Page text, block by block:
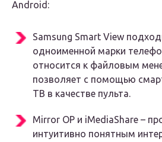
Android:
Samsung Smart View
одноименной марки
относится к файловым
позволяет с помощью
ТВ в качестве пульта.
Mirror OP и iMediaShare –
интуитивно понятным